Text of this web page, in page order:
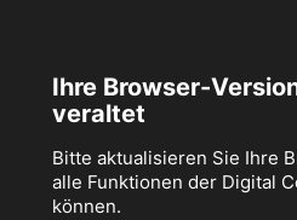
Ihre Browser-
veraltet
Bitte aktualisieren Sie Ihre
alle Funktionen der Digital
können.